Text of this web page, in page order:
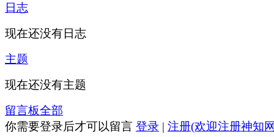
日志
现在还没有日志
主题
现在还没有主题
留言板全部
你需要登录后才可以留言 登录 | 注册(欢迎注册神知